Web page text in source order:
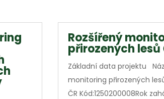
Rozšířený
přirozených lesů
Základní data projektu
monitoring přirozených
ČR Kód:1250200008Rok